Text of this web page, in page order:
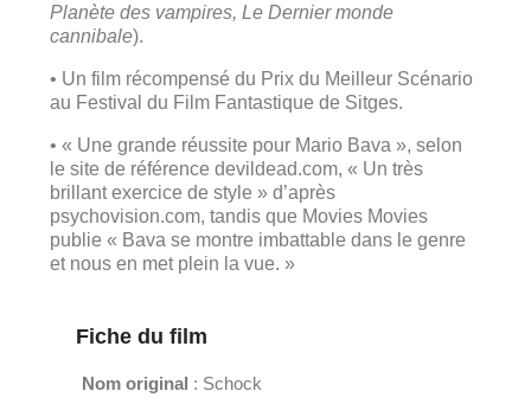
Planète des vampires, Le Dernier monde
cannibale).
• Un film récompensé du Prix du Meilleur Scénario
au Festival du Film Fantastique de Sitges.
• « Une grande réussite pour Mario Bava », selon
le site de référence devildead.com, « Un très
brillant exercice de style » d’après
psychovision.com, tandis que Movies Movies
publie « Bava se montre imbattable dans le genre
et nous en met plein la vue. »
Fiche du film
Nom original : Schock